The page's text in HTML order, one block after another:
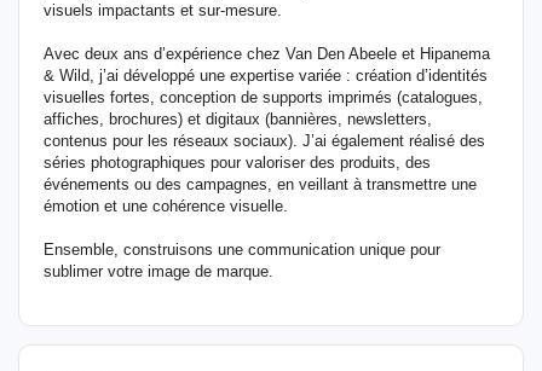
visuels impactants et sur-mesure.
Avec deux ans d’expérience chez Van Den Abeele et Hipanema
& Wild, j’ai développé une expertise variée : création d’identités
visuelles fortes, conception de supports imprimés (catalogues,
affiches, brochures) et digitaux (bannières, newsletters,
contenus pour les réseaux sociaux). J’ai également réalisé des
séries photographiques pour valoriser des produits, des
événements ou des campagnes, en veillant à transmettre une
émotion et une cohérence visuelle.
Ensemble, construisons une communication unique pour
sublimer votre image de marque.